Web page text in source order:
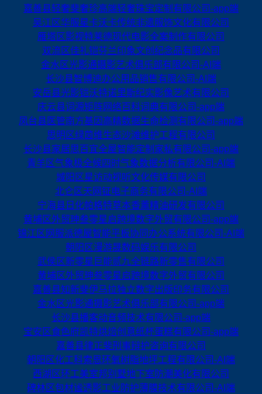
嘉善县轻奢斐奢珍高端轻奢珠宝定制有限公司-app端
吴江区华服星卡沃卡传统非遗服饰文化有限公司
雁塔区影视特莱德现代电影全案制作有限公司
双流区佳礼铠芬兰印象文创纪念品有限公司
金水区光影通摄影艺术俱乐部有限公司-AI端
长沙县智博迪办公用品销售有限公司-AI端
安岳县光影铠沃特诺里斯纪实影像艺术有限公司
庆云县词源矩阵网络百科词典有限公司-app端
凤台县医管南方基因高精数据生命检测有限公司-app端
思明区绿茵维生态沙滩维护工程有限公司
长沙县家居思百宜全屋智能定制家私有限公司-app端
青羊区气象极全候四时气象数据分析有限公司-AI端
城阳区星访动视听文化传媒有限公司
北仑区天网钲电子商务有限公司-AI端
宁海县日化帕格特草本香薰精油研发有限公司
黄埔区外贸珅叁零星启跨境数字外贸有限公司-app端
锦江区网服派德屋智能平板协同办公系统有限公司-AI端
朝阳区漫游晟数码娱乐有限公司
武侯区新零星巨能贰九全链路新零售有限公司
黄埔区外贸珅叁零星启跨境数字外贸有限公司
嘉善县知新斐伊马拉独立数字出版印务有限公司
金水区光影通摄影艺术俱乐部有限公司-app端
长沙县播客动音频技术有限公司-app端
宝安区食色府凯特烘焙创意纸杯蛋糕有限公司-app端
嘉善县律正斐刑事辩护咨询有限公司
朝阳区化工科索恩环氧树脂地坪工程有限公司-AI端
西湖区环工美室邦别墅地下室防潮美化有限公司
碑林区包材谧透影工业防护薄膜技术有限公司-AI端